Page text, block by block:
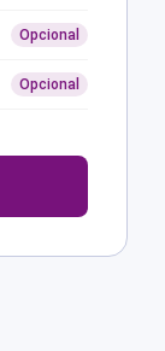
Opcional
Opcional